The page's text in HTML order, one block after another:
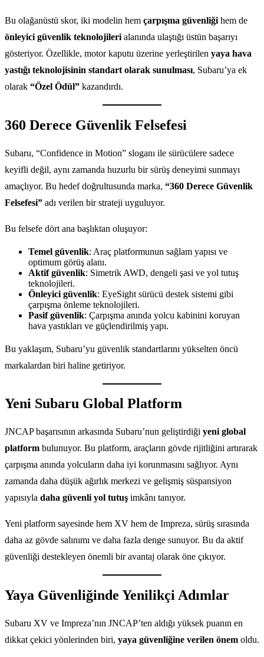
Bu olağanüstü skor, iki modelin hem çarpışma güvenliği hem de
önleyici güvenlik teknolojileri alanında ulaştığı üstün başarıyı
gösteriyor. Özellikle, motor kaputu üzerine yerleştirilen yaya hava
yastığı teknolojisinin standart olarak sunulması, Subaru’ya ek
olarak “Özel Ödül” kazandırdı.
360 Derece Güvenlik Felsefesi
Subaru, “Confidence in Motion” sloganı ile sürücülere sadece
keyifli değil, aynı zamanda huzurlu bir sürüş deneyimi sunmayı
amaçlıyor. Bu hedef doğrultusunda marka, “360 Derece Güvenlik
Felsefesi” adı verilen bir strateji uyguluyor.
Bu felsefe dört ana başlıktan oluşuyor:
Temel güvenlik: Araç platformunun sağlam yapısı ve
optimum görüş alanı.
Aktif güvenlik: Simetrik AWD, dengeli şasi ve yol tutuş
teknolojileri.
Önleyici güvenlik: EyeSight sürücü destek sistemi gibi
çarpışma önleme teknolojileri.
Pasif güvenlik: Çarpışma anında yolcu kabinini koruyan
hava yastıkları ve güçlendirilmiş yapı.
Bu yaklaşım, Subaru’yu güvenlik standartlarını yükselten öncü
markalardan biri haline getiriyor.
Yeni Subaru Global Platform
JNCAP başarısının arkasında Subaru’nun geliştirdiği yeni global
platform bulunuyor. Bu platform, araçların gövde rijitliğini artırarak
çarpışma anında yolcuların daha iyi korunmasını sağlıyor. Aynı
zamanda daha düşük ağırlık merkezi ve gelişmiş süspansiyon
yapısıyla daha güvenli yol tutuş imkânı tanıyor.
Yeni platform sayesinde hem XV hem de Impreza, sürüş sırasında
daha az gövde salınımı ve daha fazla denge sunuyor. Bu da aktif
güvenliği destekleyen önemli bir avantaj olarak öne çıkıyor.
Yaya Güvenliğinde Yenilikçi Adımlar
Subaru XV ve Impreza’nın JNCAP’ten aldığı yüksek puanın en
dikkat çekici yönlerinden biri, yaya güvenliğine verilen önem oldu.